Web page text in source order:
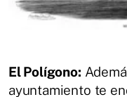
El Polígono:
ayuntamiento te